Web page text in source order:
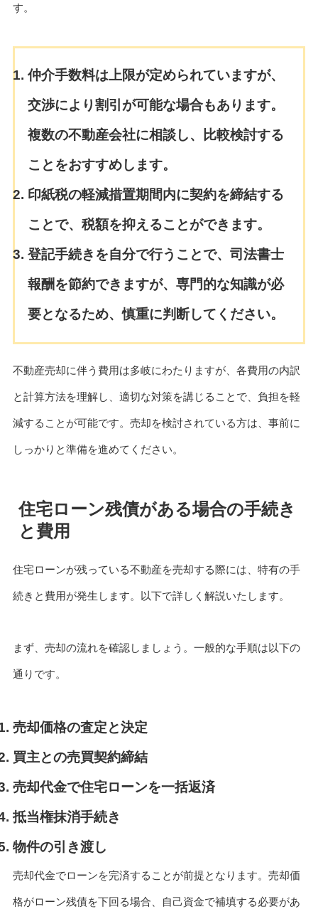
す。
仲介手数料は上限が定められていますが、
交渉により割引が可能な場合もあります。
複数の不動産会社に相談し、比較検討する
ことをおすすめします。
印紙税の軽減措置期間内に契約を締結する
ことで、税額を抑えることができます。
登記手続きを自分で行うことで、司法書士
報酬を節約できますが、専門的な知識が必
要となるため、慎重に判断してください。
不動産売却に伴う費用は多岐にわたりますが、各費用の内訳
と計算方法を理解し、適切な対策を講じることで、負担を軽
減することが可能です。売却を検討されている方は、事前に
しっかりと準備を進めてください。
住宅ローン残債がある場合の手続き
と費用
住宅ローンが残っている不動産を売却する際には、特有の手
続きと費用が発生します。以下で詳しく解説いたします。
まず、売却の流れを確認しましょう。一般的な手順は以下の
通りです。
売却価格の査定と決定
買主との売買契約締結
売却代金で住宅ローンを一括返済
抵当権抹消手続き
物件の引き渡し
売却代金でローンを完済することが前提となります。売却価
格がローン残債を下回る場合、自己資金で補填する必要があ